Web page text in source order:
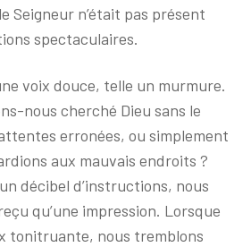
Seigneur n’était pas présent
spectaculaires.
voix douce, telle un murmure.
nous cherché Dieu sans le
erronées, ou simplement
aux mauvais endroits ?
décibel d’instructions, nous
qu’une impression. Lorsque
tonitruante, nous tremblons